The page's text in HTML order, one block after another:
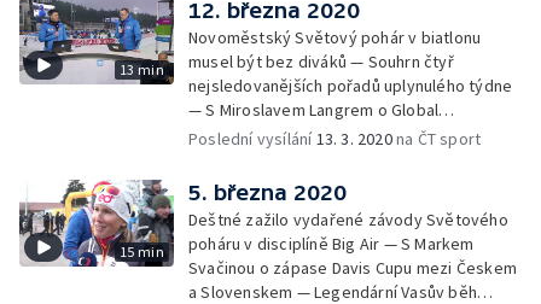
13 min
12. března 2020
Novoměstský Světový pohár v biatlonu
musel být bez diváků — Souhrn čtyř
nejsledovanějších pořadů uplynulého týdne
— S Miroslavem Langrem o Global
Champions Tour v parkurovém skákání
Poslední vysílání13. 3. 2020na ČT sport
15 min
5. března 2020
Deštné zažilo vydařené závody Světového
poháru v disciplíně Big Air — S Markem
Svačinou o zápase Davis Cupu mezi Českem
a Slovenskem — Legendární Vasův běh